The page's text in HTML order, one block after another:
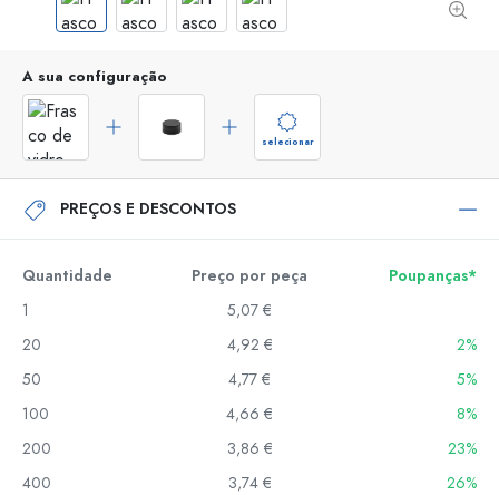
A sua configuração
selecionar
PREÇOS E DESCONTOS
Quantidade Preço por peça
Poupanças*
1
5,07 €
20
4,92 €
2%
50
4,77 €
5%
100
4,66 €
8%
200
3,86 €
23%
400
3,74 €
26%